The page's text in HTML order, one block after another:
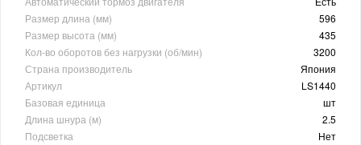
Размер длина (мм)
596
Размер высота (мм)
435
Кол-во оборотов без нагрузки (об/мин)
3200
Страна производитель
Япония
Артикул
LS1440
Базовая единица
шт
Длина шнура (м)
2.5
Подсветка
Нет